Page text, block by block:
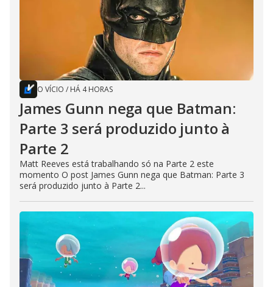
O VÍCIO / HÁ 4 HORAS
James Gunn nega que Batman:
Parte 3 será produzido junto à
Parte 2
Matt Reeves está trabalhando só na Parte 2 este
momento O post James Gunn nega que Batman: Parte 3
será produzido junto à Parte 2...